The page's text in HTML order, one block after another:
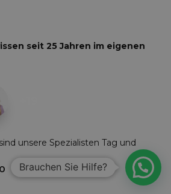
seit 25 Jahren im eigenen
unsere Spezialisten Tag und
Brauchen Sie Hilfe?